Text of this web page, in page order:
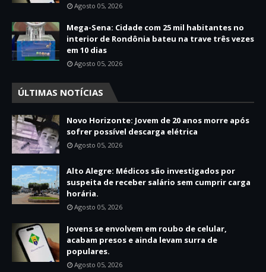
Agosto 05, 2026
Mega-Sena: Cidade com 25 mil habitantes no
interior de Rondônia bateu na trave três vezes
em 10 dias
Agosto 05, 2026
ÚLTIMAS NOTÍCIAS
Novo Horizonte: Jovem de 20 anos morre após
sofrer possível descarga elétrica
Agosto 05, 2026
Alto Alegre: Médicos são investigados por
suspeita de receber salário sem cumprir carga
horária.
Agosto 05, 2026
Jovens se envolvem em roubo de celular,
acabam presos e ainda levam surra de
populares.
Agosto 05, 2026